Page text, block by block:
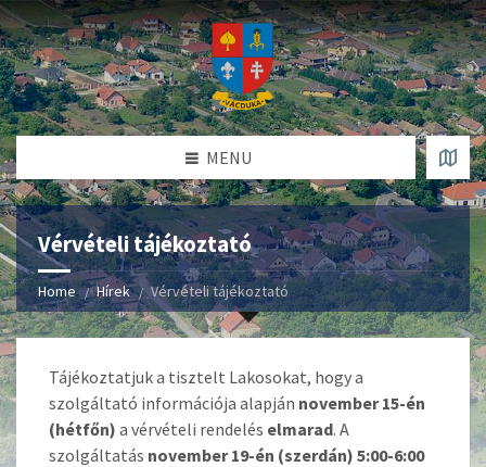
MENU
Vérvételi tájékoztató
Home Hírek Vérvételi tájékoztató
Tájékoztatjuk a tisztelt Lakosokat, hogy a
szolgáltató információja alapján november 15-én
(hétfőn) a vérvételi rendelés elmarad. A
szolgáltatás november 19-én (szerdán) 5:00-6:00